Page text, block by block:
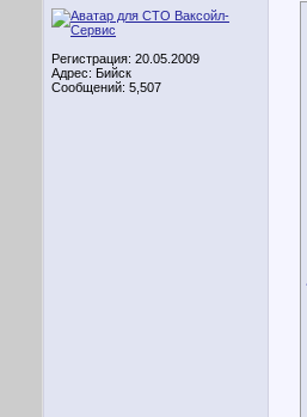
Регистрация: 20.05.2009
Адрес: Бийск
Сообщений: 5,507